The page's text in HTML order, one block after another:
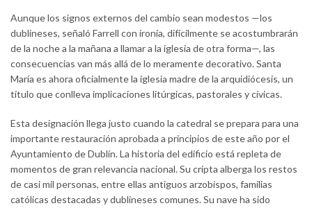
Aunque los signos externos del cambio sean modestos —los
dublineses, señaló Farrell con ironía, difícilmente se acostumbrarán
de la noche a la mañana a llamar a la iglesia de otra forma—, las
consecuencias van más allá de lo meramente decorativo. Santa
María es ahora oficialmente la iglesia madre de la arquidiócesis, un
título que conlleva implicaciones litúrgicas, pastorales y cívicas.
Esta designación llega justo cuando la catedral se prepara para una
importante restauración aprobada a principios de este año por el
Ayuntamiento de Dublín. La historia del edificio está repleta de
momentos de gran relevancia nacional. Su cripta alberga los restos
de casi mil personas, entre ellas antiguos arzobispos, familias
católicas destacadas y dublineses comunes. Su nave ha sido